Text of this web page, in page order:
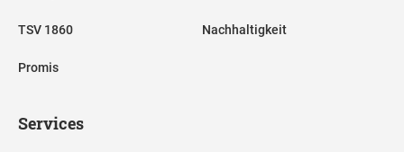
TSV 1860
Promis
Nachhaltigkeit
Services